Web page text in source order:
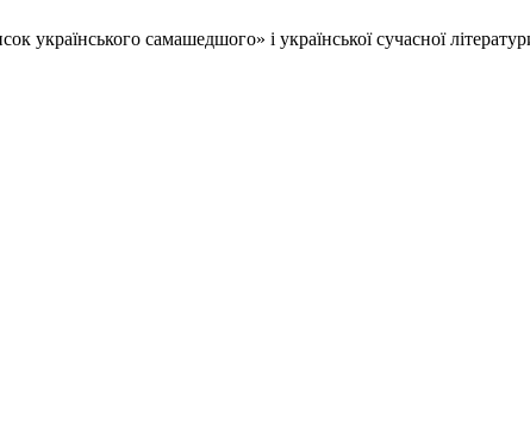
українського самашедшого» і української сучасної